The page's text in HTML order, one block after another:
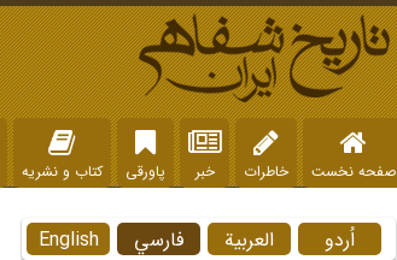
صفحه نخست خاطرات خبر پاورقی کتاب و نشریه
English فارسي العربية اُردو